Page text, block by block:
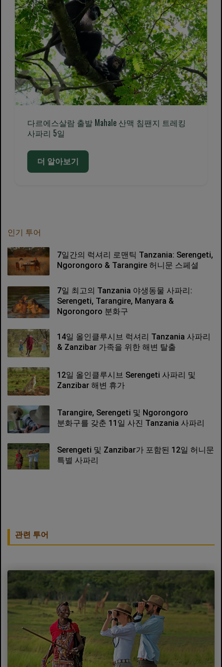
다르에스살람 출발 Mahale 산맥 침팬지 트레킹
사파리 5일
더 알아보기
인기 투어
7일간의 럭셔리 로맨틱 Tanzania: Serengeti,
Ngorongoro & Tarangire 허니문 스페셜
7일 최고의 Tanzania 야생동물 사파리:
Serengeti, Tarangire, Manyara &
Ngorongoro 분화구
14일 올인클루시브 럭셔리 Tanzania 사파리
& Zanzibar 가족을 위한 해변 탈출
12일 올인클루시브 Serengeti 사파리 및
Zanzibar 해변 휴가
Tarangire, Serengeti 및 Ngorongoro
분화구를 갖춘 11일 사진 Tanzania 사파리
Serengeti 및 Zanzibar가 포함된 12일 허니문
특별 사파리
관련 투어